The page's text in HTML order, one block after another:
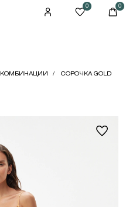
0 0
КОМБИНАЦИИ
СОРОЧКА GOLD